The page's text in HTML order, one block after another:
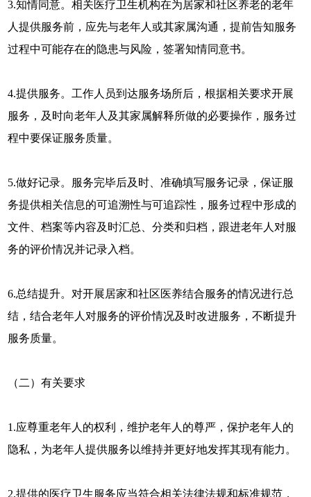
3.知情同意。相关医疗卫生机构在为居家和社区养老的老年
人提供服务前，应先与老年人或其家属沟通，提前告知服务
过程中可能存在的隐患与风险，签署知情同意书。
4.提供服务。工作人员到达服务场所后，根据相关要求开展
服务，及时向老年人及其家属解释所做的必要操作，服务过
程中要保证服务质量。
5.做好记录。服务完毕后及时、准确填写服务记录，保证服
务提供相关信息的可追溯性与可追踪性，服务过程中形成的
文件、档案等内容及时汇总、分类和归档，跟进老年人对服
务的评价情况并记录入档。
6.总结提升。对开展居家和社区医养结合服务的情况进行总
结，结合老年人对服务的评价情况及时改进服务，不断提升
服务质量。
（二）有关要求
1.应尊重老年人的权利，维护老年人的尊严，保护老年人的
隐私，为老年人提供服务以维持并更好地发挥其现有能力。
2.提供的医疗卫生服务应当符合相关法律法规和标准规范，